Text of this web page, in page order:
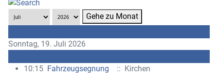
Gehe zu Monat
Sonntag, 19. Juli 2026
10:15 Fahrzeugsegnung :: Kirchen